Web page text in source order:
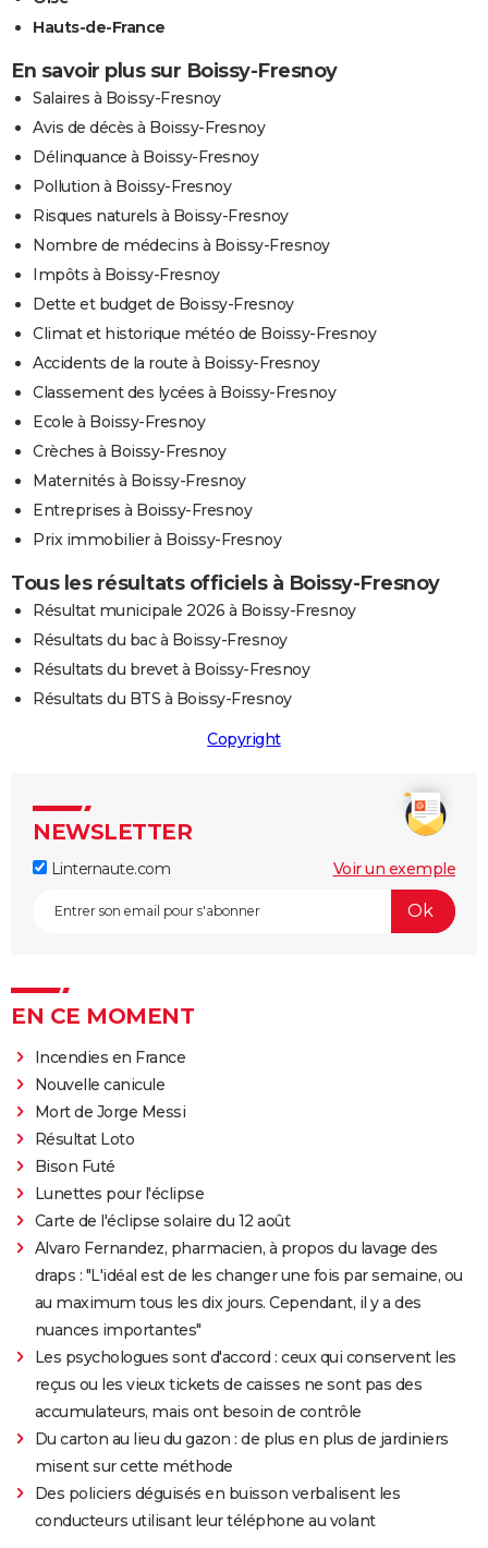
Hauts-de-France
En savoir plus sur Boissy-Fresnoy
Salaires à Boissy-Fresnoy
Avis de décès à Boissy-Fresnoy
Délinquance à Boissy-Fresnoy
Pollution à Boissy-Fresnoy
Risques naturels à Boissy-Fresnoy
Nombre de médecins à Boissy-Fresnoy
Impôts à Boissy-Fresnoy
Dette et budget de Boissy-Fresnoy
Climat et historique météo de Boissy-Fresnoy
Accidents de la route à Boissy-Fresnoy
Classement des lycées à Boissy-Fresnoy
Ecole à Boissy-Fresnoy
Crèches à Boissy-Fresnoy
Maternités à Boissy-Fresnoy
Entreprises à Boissy-Fresnoy
Prix immobilier à Boissy-Fresnoy
Tous les résultats officiels à Boissy-Fresnoy
Résultat municipale 2026 à Boissy-Fresnoy
Résultats du bac à Boissy-Fresnoy
Résultats du brevet à Boissy-Fresnoy
Résultats du BTS à Boissy-Fresnoy
Copyright
NEWSLETTER
Linternaute.com Voir un exemple
EN CE MOMENT
Incendies en France
Nouvelle canicule
Mort de Jorge Messi
Résultat Loto
Bison Futé
Lunettes pour l'éclipse
Carte de l'éclipse solaire du 12 août
Alvaro Fernandez, pharmacien, à propos du lavage des
draps : "L'idéal est de les changer une fois par semaine, ou
au maximum tous les dix jours. Cependant, il y a des
nuances importantes"
Les psychologues sont d'accord : ceux qui conservent les
reçus ou les vieux tickets de caisses ne sont pas des
accumulateurs, mais ont besoin de contrôle
Du carton au lieu du gazon : de plus en plus de jardiniers
misent sur cette méthode
Des policiers déguisés en buisson verbalisent les
conducteurs utilisant leur téléphone au volant